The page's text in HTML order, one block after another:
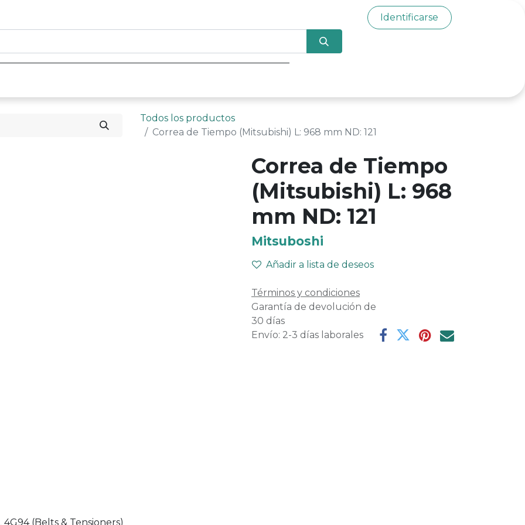
Identificarse
Todos los productos
Correa de Tiempo (Mitsubishi) L: 968 mm ND: 121
Correa de Tiempo
(Mitsubishi) L: 968
mm ND: 121
Mitsuboshi
Añadir a lista de deseos
Términos y condiciones
Garantía de devolución de
30 días
Envío: 2-3 días laborales
(Belts & Tensioners)